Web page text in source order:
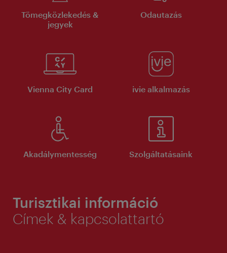
Tömegközlekedés &
jegyek
Odautazás
Vienna City Card ivie alkalmazás
Akadálymentesség Szolgáltatásaink
Turisztikai információ
Címek & kapcsolattartó